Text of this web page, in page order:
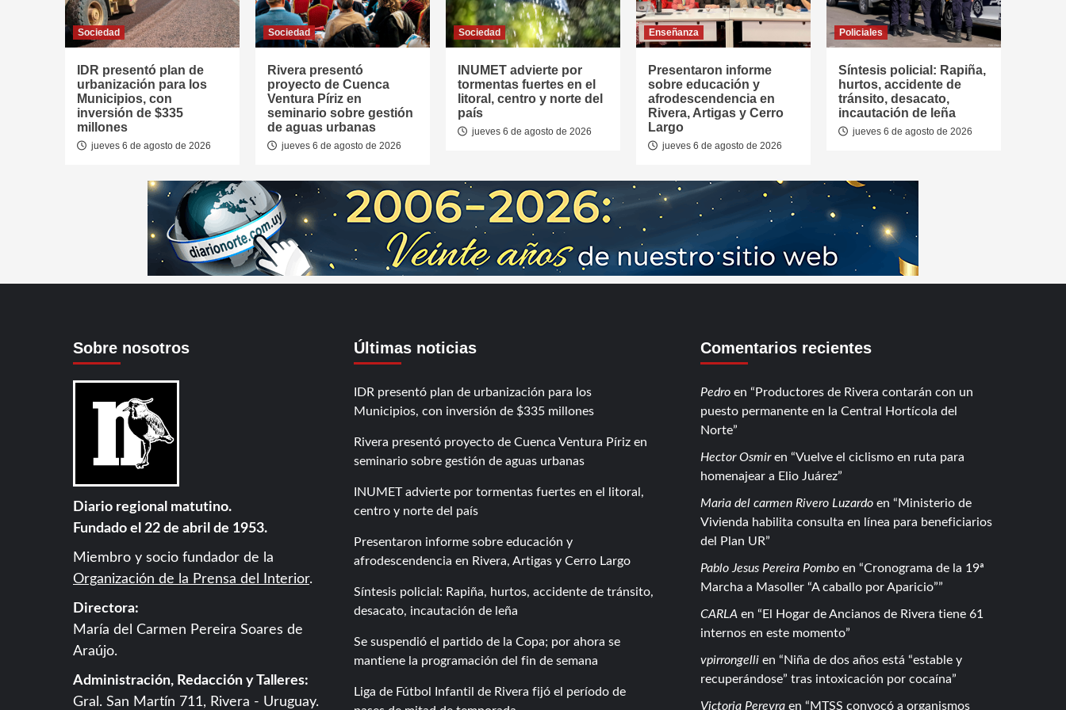
Sociedad
IDR presentó plan de
urbanización para los
Municipios, con
inversión de $335
millones
jueves 6 de agosto de 2026
Sociedad
Rivera presentó
proyecto de Cuenca
Ventura Píriz en
seminario sobre gestión
de aguas urbanas
jueves 6 de agosto de 2026
Sociedad
INUMET advierte por
tormentas fuertes en el
litoral, centro y norte del
país
jueves 6 de agosto de 2026
Enseñanza
Presentaron informe
sobre educación y
afrodescendencia en
Rivera, Artigas y Cerro
Largo
jueves 6 de agosto de 2026
Policiales
Síntesis policial: Rapiña,
hurtos, accidente de
tránsito, desacato,
incautación de leña
jueves 6 de agosto de 2026
Sobre nosotros
Diario regional matutino.
Fundado el 22 de abril de 1953.
Miembro y socio fundador de la
Organización de la Prensa del Interior.
Directora:
María del Carmen Pereira Soares de
Araújo.
Administración, Redacción y Talleres:
Gral. San Martín 711, Rivera - Uruguay.
Últimas noticias
IDR presentó plan de urbanización para los
Municipios, con inversión de $335 millones
Rivera presentó proyecto de Cuenca Ventura Píriz en
seminario sobre gestión de aguas urbanas
INUMET advierte por tormentas fuertes en el litoral,
centro y norte del país
Presentaron informe sobre educación y
afrodescendencia en Rivera, Artigas y Cerro Largo
Síntesis policial: Rapiña, hurtos, accidente de tránsito,
desacato, incautación de leña
Se suspendió el partido de la Copa; por ahora se
mantiene la programación del fin de semana
Liga de Fútbol Infantil de Rivera fijó el período de
Comentarios recientes
Pedroen
Productores de Rivera contarán con un
puesto permanente en la Central Hortícola del
Norte
Hector Osmiren
Vuelve el ciclismo en ruta para
homenajear a Elio Juárez
Maria del carmen Rivero Luzardoen
Ministerio de
Vivienda habilita consulta en línea para beneficiarios
del Plan UR
Pablo Jesus Pereira Pomboen
Cronograma de la 19ª
Marcha a Masoller “A caballo por Aparicio”
CARLA en
El Hogar de Ancianos de Rivera tiene 61
internos en este momento
vpirrongellien
Niña de dos años está “estable y
recuperándose” tras intoxicación por cocaína
Victoria Pereyraen MTSS convocó a organismos